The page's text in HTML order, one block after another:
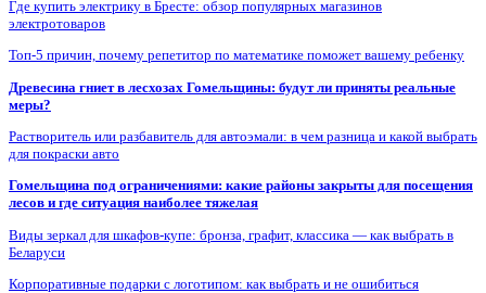
Где купить электрику в Бресте: обзор популярных магазинов
электротоваров
Топ-5 причин, почему репетитор по математике поможет вашему ребенку
Древесина гниет в лесхозах Гомельщины: будут ли приняты реальные
меры?
Растворитель или разбавитель для автоэмали: в чем разница и какой выбрать
для покраски авто
Гомельщина под ограничениями: какие районы закрыты для посещения
лесов и где ситуация наиболее тяжелая
Виды зеркал для шкафов-купе: бронза, графит, классика — как выбрать в
Беларуси
Корпоративные подарки с логотипом: как выбрать и не ошибиться